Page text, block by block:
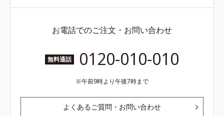
お電話でのご注文・お問い合わせ
無料通話 0120-010-010
午前9時より午後7時まで
よくあるご質問・お問い合わせ